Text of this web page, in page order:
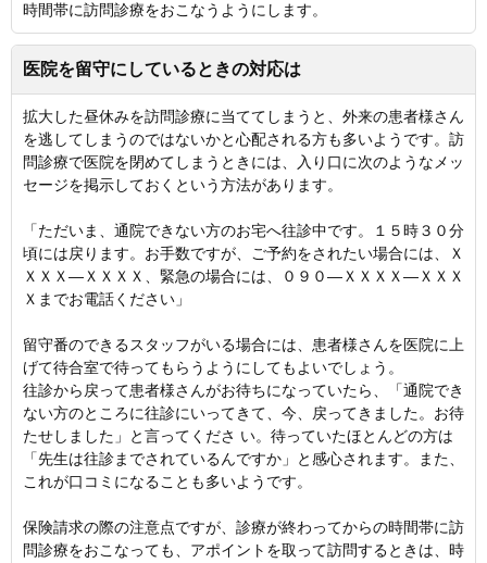
時間帯に訪問診療をおこなうようにします。
医院を留守にしているときの対応は
拡大した昼休みを訪問診療に当ててしまうと、外来の患者様さん
を逃してしまうのではないかと心配される方も多いようです。訪
問診療で医院を閉めてしまうときには、入り口に次のようなメッ
セージを掲示しておくという方法があります。
「ただいま、通院できない方のお宅へ往診中です。１５時３０分
頃には戻ります。お手数ですが、ご予約をされたい場合には、Ｘ
ＸＸＸ—ＸＸＸＸ、緊急の場合には、０９０—ＸＸＸＸ—ＸＸＸ
Ｘまでお電話ください」
留守番のできるスタッフがいる場合には、患者様さんを医院に上
げて待合室で待ってもらうようにしてもよいでしょう。
往診から戻って患者様さんがお待ちになっていたら、「通院でき
ない方のところに往診にいってきて、今、戻ってきました。お待
たせしました」と言ってくださ い。待っていたほとんどの方は
「先生は往診までされているんですか」と感心されます。また、
これが口コミになることも多いようです。
保険請求の際の注意点ですが、診療が終わってからの時間帯に訪
問診療をおこなっても、アポイントを取って訪問するときは、時